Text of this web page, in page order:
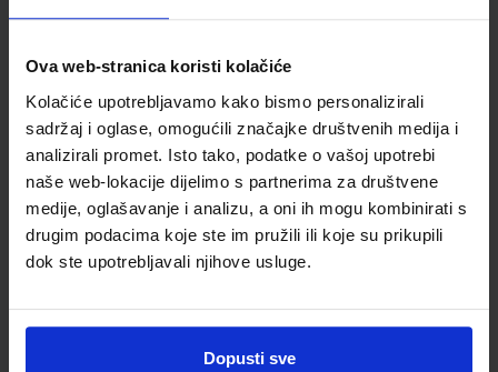
Ova web-stranica koristi kolačiće
Kolačiće upotrebljavamo kako bismo personalizirali
sadržaj i oglase, omogućili značajke društvenih medija i
analizirali promet. Isto tako, podatke o vašoj upotrebi
naše web-lokacije dijelimo s partnerima za društvene
medije, oglašavanje i analizu, a oni ih mogu kombinirati s
drugim podacima koje ste im pružili ili koje su prikupili
dok ste upotrebljavali njihove usluge.
Dopusti sve
Omot PVC za školske
udžbenike; dimenzije
413x277; tip 157